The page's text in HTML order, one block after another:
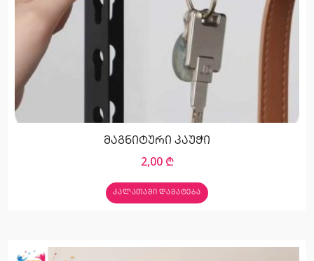
მაგნიტური კაუჭი
2,00 ₾
ᲙᲐᲚᲐᲗᲐᲨᲘ ᲓᲐᲛᲐᲢᲔᲑᲐ